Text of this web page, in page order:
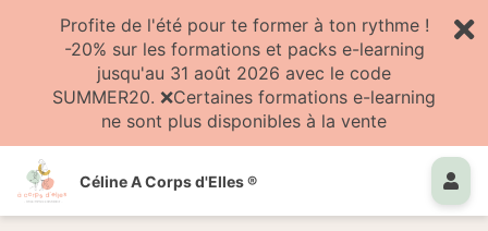
Profite de l'été pour te former à ton rythme !
-20% sur les formations et packs e-learning
jusqu'au 31 août 2026 avec le code
SUMMER20. ❌Certaines formations e-learning
ne sont plus disponibles à la vente
Céline A Corps d'Elles ®